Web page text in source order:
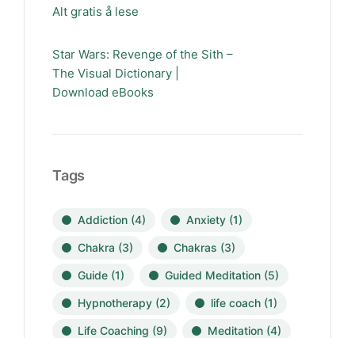
Alt gratis å lese
Star Wars: Revenge of the Sith –
The Visual Dictionary |
Download eBooks
Tags
Addiction (4) Anxiety (1)
Chakra (3) Chakras (3)
Guide (1) Guided Meditation (5)
Hypnotherapy (2) life coach (1)
Life Coaching (9) Meditation (4)